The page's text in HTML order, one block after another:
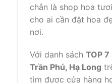
chắn là shop hoa
cho ai cần đặt hoa
nơi.
Với danh sách TOP
Trần Phú, Hạ Long
tìm được cửa hàng